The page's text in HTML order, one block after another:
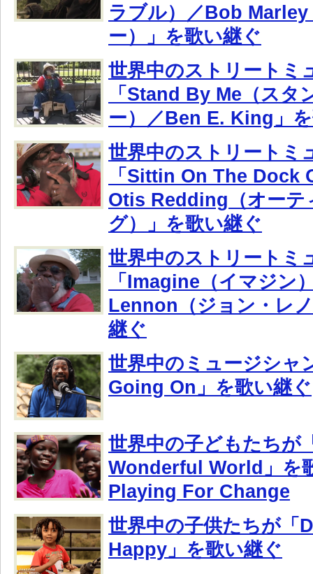
ラブル）／Bob
ー）」を歌い継ぐ
世界中のストリートミ
「Stand By Me（スタ
ー）／Ben E. King」
世界中のストリートミ
「Sittin On The Dock
Otis Redding（オーテ
グ）」を歌い継ぐ
世界中のストリートミ
「Imagine（イマジン
Lennon（ジョン・レ
継ぐ
世界中のミュージシャ
Going On」を歌い継ぐ
世界中の子どもたちが
Wonderful World」を
Playing For Change
世界中の子供たちが「
Happy」を歌い継ぐ